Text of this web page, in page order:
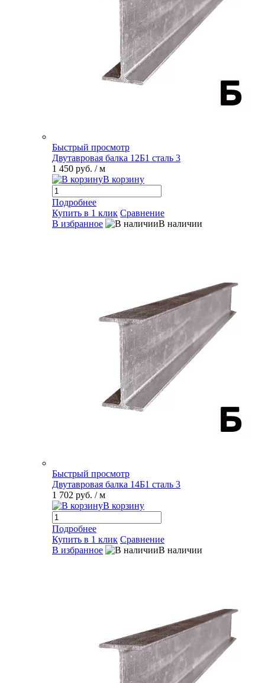
Быстрый просмотр
Двутавровая балка 12Б1 сталь 3
1 450 руб. / м
В корзину
Подробнее
Купить в 1 клик Сравнение
В избранное
В наличии
Быстрый просмотр
Двутавровая балка 14Б1 сталь 3
1 702 руб. / м
В корзину
Подробнее
Купить в 1 клик Сравнение
В избранное
В наличии